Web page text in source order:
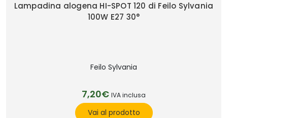
Lampadina alogena HI-SPOT 120 di Feilo Sylvania
100W E27 30°
Feilo Sylvania
7,20€ IVA inclusa
Vai al prodotto